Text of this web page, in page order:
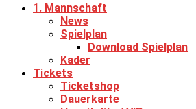
1. Mannschaft
News
Spielplan
Download Spielplan
Kader
Tickets
Ticketshop
Dauerkarte